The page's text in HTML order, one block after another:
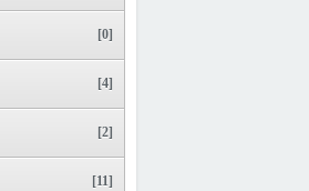
[0]
[4]
[2]
[11]